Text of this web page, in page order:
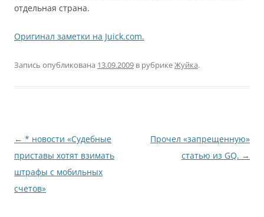
отдельная страна.
Оригинал заметки на Juick.com.
Запись опубликована 13.09.2009 в рубрикеЖуйка.
Навигация
по
записям
← * новости «Судебные
приставы хотят взимать
штрафы с мобильных
счетов»
Прочел «запрещенную»
статью из GQ. →